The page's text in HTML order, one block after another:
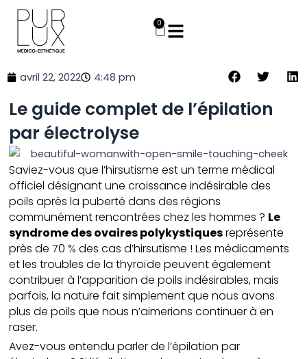
Aller
contenu
0
Panier
avril 22, 2022 4:48 pm
Le guide complet de l’épilation
par électrolyse
Saviez-vous que l’hirsutisme est un terme médical
officiel désignant une croissance indésirable des
poils après la puberté dans des régions
communément rencontrées chez les hommes ? Le
syndrome des ovaires polykystiquesreprésente
près de 70 % des cas d’hirsutisme ! Les médicaments
et les troubles de la thyroïde peuvent également
contribuer à l’apparition de poils indésirables, mais
parfois, la nature fait simplement que nous avons
plus de poils que nous n’aimerions continuer à en
raser.
Avez-vous entendu parler de l’épilation par